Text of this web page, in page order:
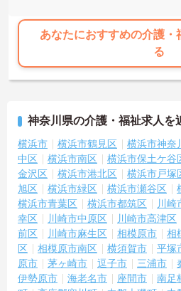
あなたにおすすめの介護・
る
神奈川県の介護・福祉求人を
横浜市 横浜市鶴見区 横浜市神奈
中区
横浜市南区 横浜市保土ケ谷
金沢区
横浜市港北区 横浜市戸塚
旭区
横浜市緑区 横浜市瀬谷区
横浜市青葉区
横浜市都筑区 川崎
幸区
川崎市中原区 川崎市高津区
前区
川崎市麻生区 相模原市 相
区
相模原市南区 横須賀市 平塚
原市
茅ヶ崎市 逗子市 三浦市
伊勢原市
海老名市 座間市 南足